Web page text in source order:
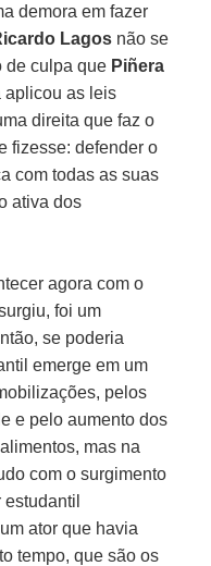
demora em fazer
Lagos não se
de culpa que Piñera
aplicou as leis
direita que faz o
fizesse: defender o
com todas as suas
ativa dos
agora com o
foi um
se poderia
emerge em um
pelos
e pelo aumento dos
mas na
com o surgimento
ator que havia
tempo, que são os